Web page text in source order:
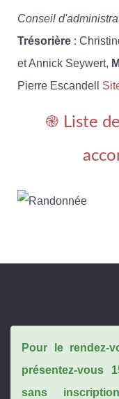
Conseil
Trésorière :
et Annick Seywert,
Pierre Escandell
֎ Liste
Pour le rendez-
présentez-vous
sans